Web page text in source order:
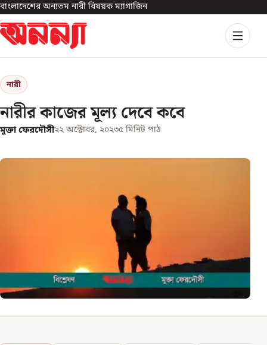
বাংলাদেশের অন্যতম নারী বিষয়ক ম্যাগাজিন
নারী
নারীর কাজের মূল্য দেবে কবে
মুক্তা ফেরদৌসী২২ অক্টোবর, ২০২৩৫ মিনিট পাঠ